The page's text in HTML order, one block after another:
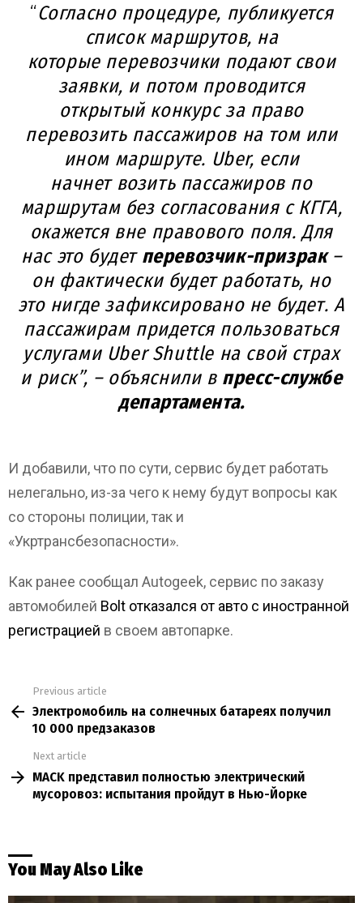
“Согласно процедуре, публикуется
список маршрутов, на
которые перевозчики подают свои
заявки, и потом проводится
открытый конкурс за право
перевозить пассажиров на том или
ином маршруте. Uber, если
начнет возить пассажиров по
маршрутам без согласования с КГГА,
окажется вне правового поля. Для
нас это будет перевозчик-призрак–
он фактически будет работать, но
это нигде зафиксировано не будет. А
пассажирам придется пользоваться
услугами Uber Shuttle на свой страх
и риск”, – объяснили в пресс-службе
департамента.
И добавили, что по сути, сервис будет работать
нелегально, из-за чего к нему будут вопросы как
со стороны полиции, так и
«Укртрансбезопасности».
Как ранее сообщал Autogeek, cервис по заказу
автомобилей Bolt отказался от авто с иностранной
регистрацией в своем автопарке.
more
Previous article
Электромобиль на солнечных батареях получил
10 000 предзаказов
Next article
MACK представил полностью электрический
мусоровоз: испытания пройдут в Нью-Йорке
You May Also Like